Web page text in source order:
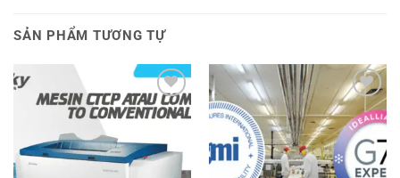
SẢN PHẨM TƯƠNG TỰ
Thêm
sản
yêu
thích
Thêm
sản
phẩm
yêu
thích